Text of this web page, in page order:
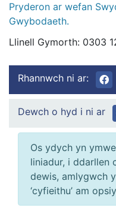
Pryderon ar wefan
Gwybodaeth.
Llinell Gymorth: 0303
Rhannwch ni ar:
Dewch o hyd i ni ar
Os ydych yn
liniadur, i ddarllen
dewis, amlygwch
‘cyfieithu’ am